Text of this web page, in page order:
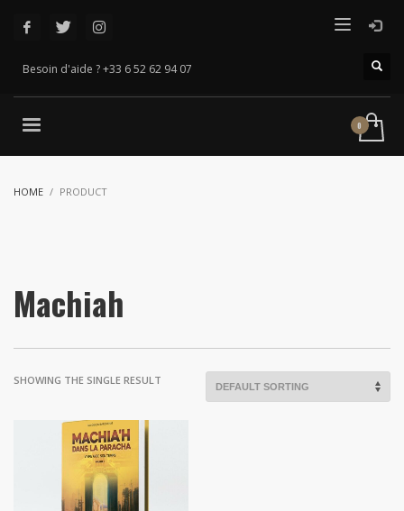
Besoin d'aide ? +33 6 52 62 94 07
HOME PRODUCT
Machiah
SHOWING THE SINGLE RESULT